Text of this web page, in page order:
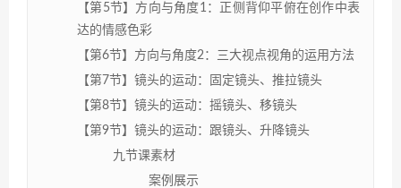
【第5节】方向与角度1：正侧背仰平俯在创作中表
达的情感色彩
【第6节】方向与角度2：三大视点视角的运用方法
【第7节】镜头的运动：固定镜头、推拉镜头
【第8节】镜头的运动：摇镜头、移镜头
【第9节】镜头的运动：跟镜头、升降镜头
九节课素材
案例展示